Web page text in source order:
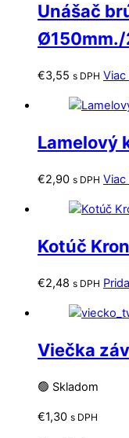
Unášač
€3,55 s DPH Viac
Lamelový
€2,90 s DPH Viac
Kotúč
€2,48 s DPH
Viečka
🟢 Skladom
€1,30 s DPH